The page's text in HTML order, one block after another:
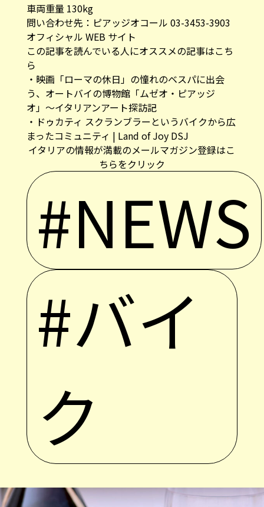
車両重量 130kg
問い合わせ先：ピアッジオコール 03-3453-3903
オフィシャル WEB サイト
この記事を読んでいる人にオススメの記事はこち
ら
・ 映画「ローマの休日」の憧れのベスパに出会
う、オートバイの博物館「ムゼオ・ピアッジ
オ」〜イタリアンアート探訪記
・ ドゥカティ スクランブラーというバイクから広
まったコミュニティ | Land of Joy DSJ
イタリアの情報が満載のメールマガジン登録はこ
ちらをクリック
#NEWS
#バイ
ク